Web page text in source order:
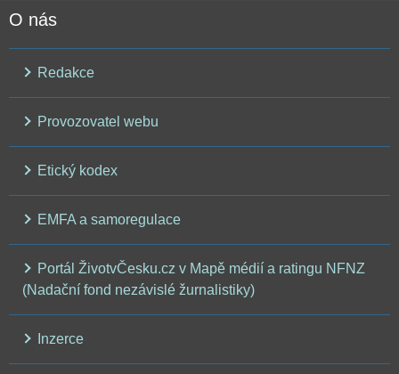
O nás
Redakce
Provozovatel webu
Etický kodex
EMFA a samoregulace
Portál ŽivotvČesku.cz v Mapě médií a ratingu NFNZ
(Nadační fond nezávislé žurnalistiky)
Inzerce